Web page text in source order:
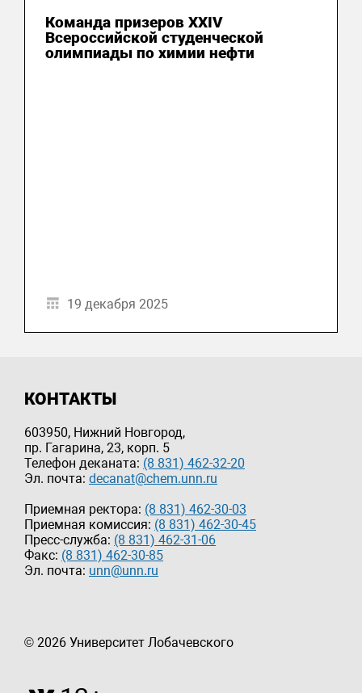
Команда призеров XXIV
Всероссийской студенческой
олимпиады по химии нефти
19 декабря 2025
КОНТАКТЫ
603950, Нижний Новгород,
пр. Гагарина, 23, корп. 5
Телефон деканата: (8 831) 462-32-20
Эл. почта: decanat@chem.unn.ru
Приемная ректора: (8 831) 462-30-03
Приемная комиссия: (8 831) 462-30-45
Пресс-служба: (8 831) 462-31-06
Факс: (8 831) 462-30-85
Эл. почта: unn@unn.ru
© 2026 Университет Лобачевского